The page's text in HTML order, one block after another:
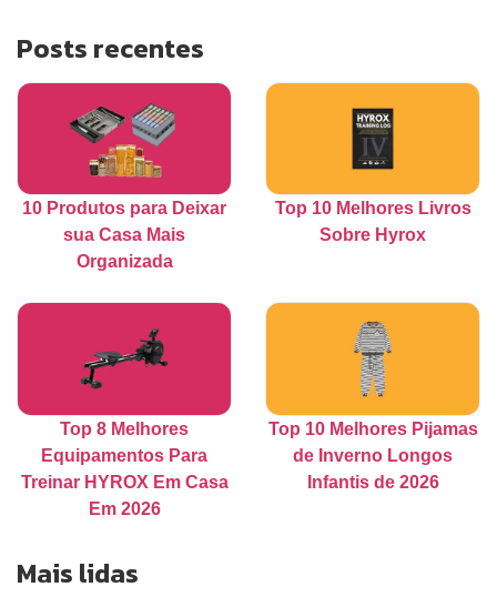
Posts recentes
10 Produtos para Deixar
sua Casa Mais
Organizada
Top 10 Melhores Livros
Sobre Hyrox
Top 8 Melhores
Equipamentos Para
Treinar HYROX Em Casa
Em 2026
Top 10 Melhores Pijamas
de Inverno Longos
Infantis de 2026
Mais lidas